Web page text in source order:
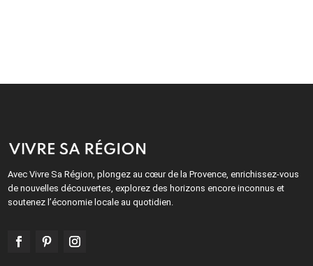
Avec Vivre Sa Région, plongez au cœur de la Provence, enrichissez-vous
de nouvelles découvertes, explorez des horizons encore inconnus et
soutenez l’économie locale au quotidien.